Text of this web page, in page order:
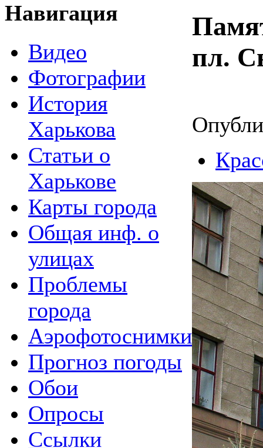
Навигация
Видео
Фотографии
История
Харькова
Статьи о
Харькове
Карты города
Общая инф. о
улицах
Проблемы
города
Аэрофотоснимки
Прогноз погоды
Обои
Опросы
Ссылки
пл.